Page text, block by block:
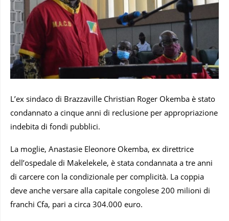
L’ex sindaco di Brazzaville Christian Roger Okemba è stato
condannato a cinque anni di reclusione per appropriazione
indebita di fondi pubblici.
La moglie, Anastasie Eleonore Okemba, ex direttrice
dell’ospedale di Makelekele, è stata condannata a tre anni
di carcere con la condizionale per complicità. La coppia
deve anche versare alla capitale congolese 200 milioni di
franchi Cfa, pari a circa 304.000 euro.